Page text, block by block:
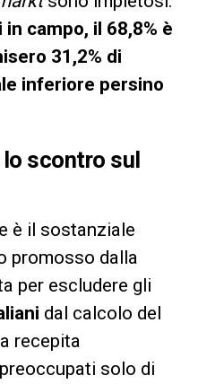
campo, il 68,8% è
31,2% di
inferiore persino
scontro sul
è il sostanziale
promosso dalla
per escludere gli
dal calcolo del
recepita
solo di